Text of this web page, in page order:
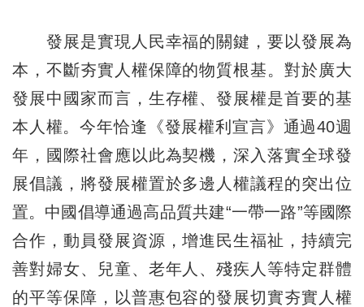
發展是實現人民幸福的關鍵，要以發展為
本，不斷夯實人權保障的物質根基。對於廣大
發展中國家而言，生存權、發展權是首要的基
本人權。今年恰逢《發展權利宣言》通過40週
年，國際社會應以此為契機，深入落實全球發
展倡議，將發展權置於多邊人權議程的突出位
置。中國倡導通過高品質共建“一帶一路”等國際
合作，動員發展資源，增進民生福祉，持續完
善對婦女、兒童、老年人、殘疾人等特定群體
的平等保障，以普惠包容的發展切實夯實人權